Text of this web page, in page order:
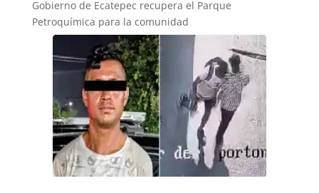
Gobierno de Ecatepec recupera el Parque
Petroquímica para la comunidad